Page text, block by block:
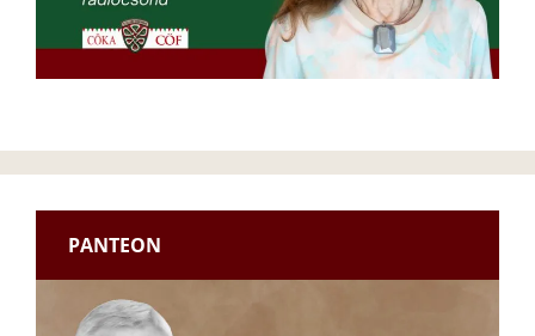
PANTEON